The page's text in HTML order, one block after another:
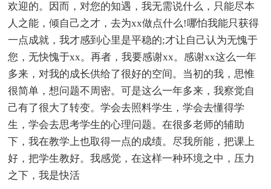
欢迎的。因而，对您的知遇，我无需说什么，只能尽本
人之能，倾自己之才，去为xx做点什么!哪怕我能只获得
一点成就，我才感到心里是平稳的;才让自己认为无愧于
您，无快愧于xx。再者，我要感谢xx。感谢xx这么一年
多来，对我的成长供给了很好的空间。当初的我，思惟
很简单，想问题不周密。可是这么一年多来，我察觉自
己有了很大了转变。学会去照料学生，学会去懂得学
生，学会去思考学生的心理问题。在很多老师的辅助
下，我在教学上也取得一点的成绩。尽我所能，把课上
好，把学生教好。我感觉，在这样一种环境之中，压力
之下，我是快活